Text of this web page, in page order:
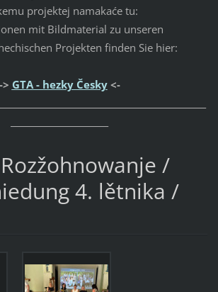
projektej namakaće tu:
mit Bildmaterial zu unseren
Projekten finden Sie hier:
-> GTA - hezky Česky <-
/
4. lětnika /